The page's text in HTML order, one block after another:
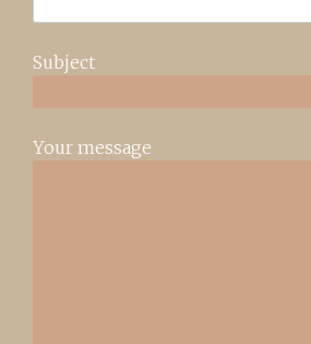
Subject
Your message